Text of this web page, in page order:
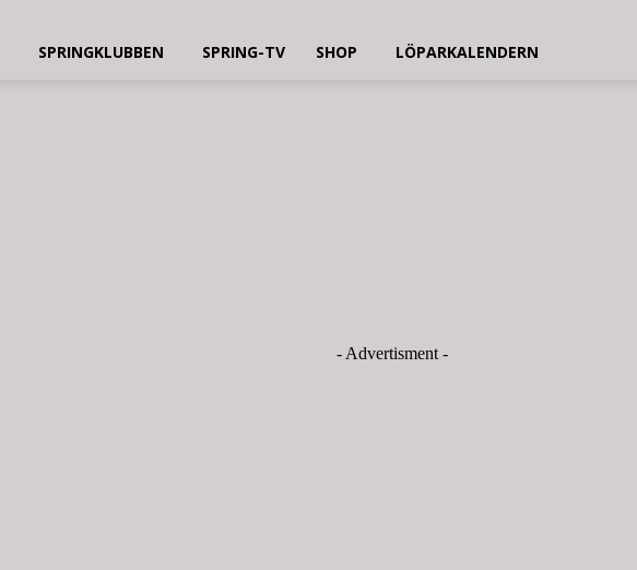
SPRINGKLUBBEN SPRING-TV SHOP LÖPARKALENDERN
- Advertisment -